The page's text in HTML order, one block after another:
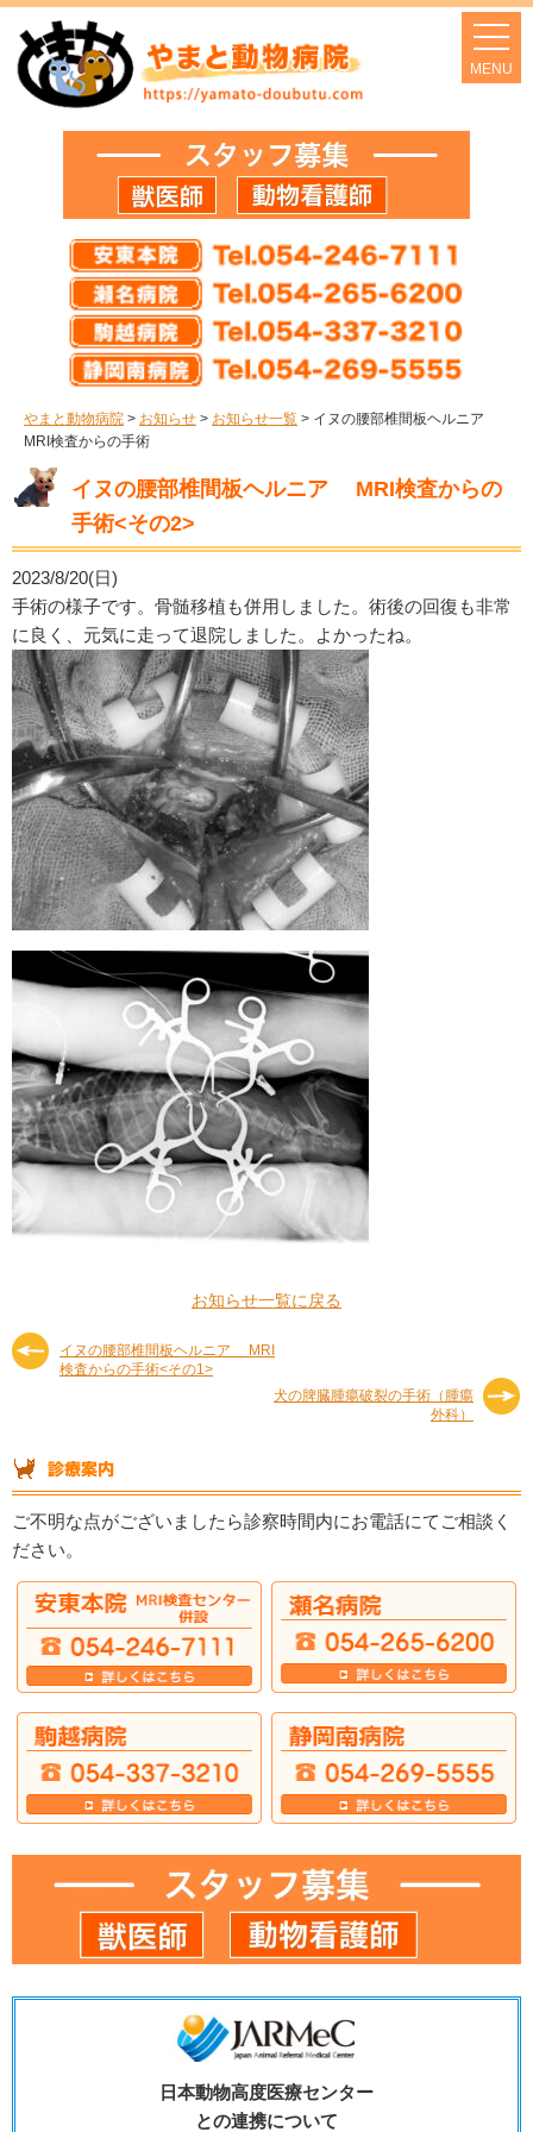
やまと動物病院 > お知らせ > お知らせ一覧 > イヌの腰部椎間板ヘルニア
MRI検査からの手術
イヌの腰部椎間板ヘルニア MRI検査からの
手術<その2>
2023/8/20(日)
手術の様子です。骨髄移植も併用しました。術後の回復も非常
に良く、元気に走って退院しました。よかったね。
お知らせ一覧に戻る
イヌの腰部椎間板ヘルニア MRI
検査からの手術<その1>
犬の脾臓腫瘍破裂の手術（腫瘍
外科）
ご不明な点がございましたら診察時間内にお電話にてご相談く
ださい。
日本動物高度医療センター
との連携について